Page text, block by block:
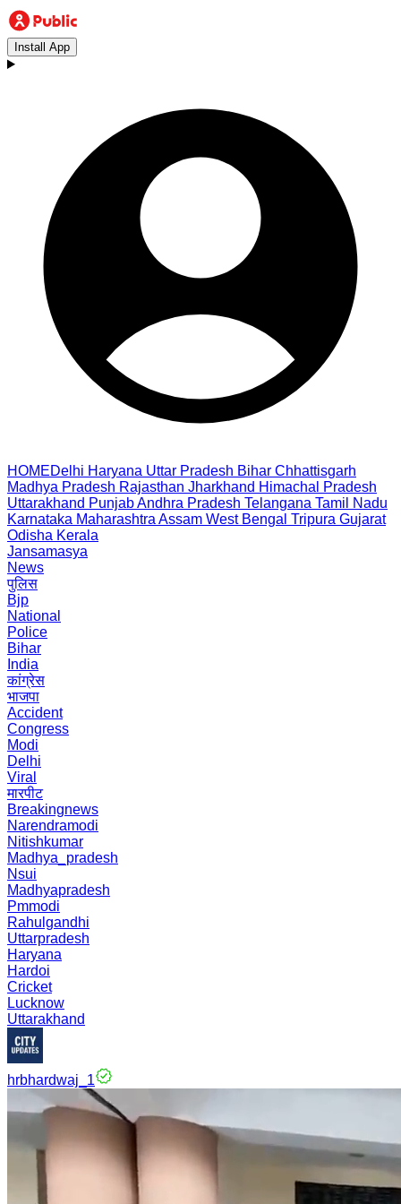
Install App
HOMEDelhi Haryana Uttar Pradesh Bihar Chhattisgarh
Madhya Pradesh Rajasthan Jharkhand Himachal Pradesh
Uttarakhand PunjabAndhra Pradesh Telangana Tamil Nadu
Karnataka Maharashtra Assam West Bengal Tripura Gujarat
Odisha Kerala
Jansamasya
News
पुलिस
Bjp
National
Police
Bihar
India
कांग्रेस
भाजपा
Accident
Congress
Modi
Delhi
Viral
मारपीट
Breakingnews
Narendramodi
Nitishkumar
Madhya_pradesh
Nsui
Madhyapradesh
Pmmodi
Rahulgandhi
Uttarpradesh
Haryana
Hardoi
Cricket
Lucknow
Uttarakhand
hrbhardwaj_1